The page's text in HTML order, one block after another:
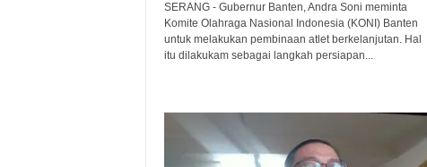
SERANG - Gubernur Banten, Andra Soni meminta
Komite Olahraga Nasional Indonesia (KONI) Banten
untuk melakukan pembinaan atlet berkelanjutan. Hal
itu dilakukam sebagai langkah persiapan...